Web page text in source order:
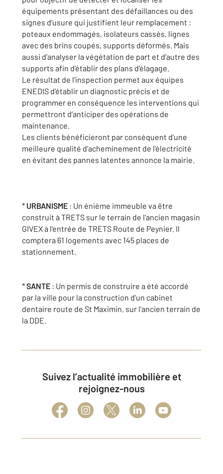
équipements présentant des défaillances ou des
signes d’usure qui justifient leur remplacement :
poteaux endommagés, isolateurs cassés, lignes
avec des brins coupés, supports déformés. Mais
aussi d’analyser la végétation de part et d’autre des
supports afin d’établir des plans d’élagage.
Le résultat de l’inspection permet aux équipes
ENEDIS d’établir un diagnostic précis et de
programmer en conséquence les interventions qui
permettront d’anticiper des opérations de
maintenance.
Les clients bénéficieront par conséquent d’une
meilleure qualité d’acheminement de l’électricité
en évitant des pannes latentes annonce la mairie.
* URBANISME : Un énième immeuble va être
construit à TRETS sur le terrain de l'ancien magasin
GIVEX à l'entrée de TRETS Route de Peynier. Il
comptera 61 logements avec 145 places de
stationnement.
*SANTE : Un permis de construire a été accordé
par la ville pour la construction d'un cabinet
dentaire route de St Maximin, sur l'ancien terrain de
la DDE.
Suivez l’actualité immobilière et
rejoignez-nous